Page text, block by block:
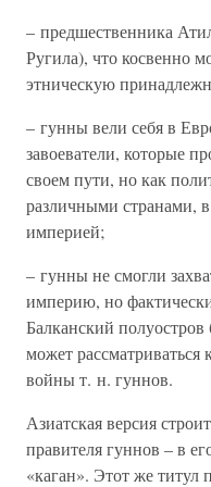
– предшественника
Ругила), что косвенно
этническую
– гунны вели себя в
завоеватели, которые
своем пути, но как
различными странами,
империей;
– гунны не смогли
империю, но
Балканский полуостров
может рассматриваться
войны т. н. гуннов.
Азиатская версия
правителя гуннов – в
«каган». Этот же титул